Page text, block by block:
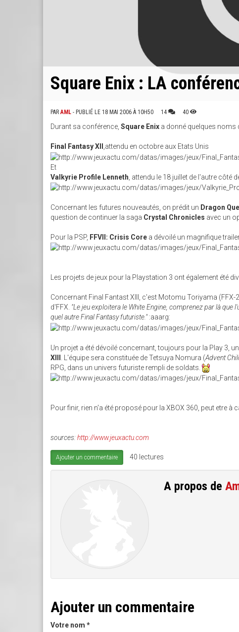
Square Enix : LA
PAR AML - PUBLIÉ LE 18 MAI 2006 À 10H50 14 40
Durant sa conférence, Square Enix a donné quelques noms
Final Fantasy XII ,attendu en octobre aux Etats Unis
Et
Valkyrie Profile Lenneth , attendu le 18 juillet de l'autre côté
Concernant les futures nouveautés, on prédit un Dragon
question de continuer la saga Crystal Chronicles avec un
Pour la PSP, FFVII: Crisis Core a dévoilé un magnifique
Les projets de jeux pour la Playstation 3 ont également été
Concernant Final Fantast XIII, c'est Motomu Toriyama
d'FFX. "Le jeu exploitera le White Engine, comprenez par là
quel autre Final Fantasy futuriste.":aaarg:
Un projet a été dévoilé concernant, toujours pour la Play 3,
XIII . L'équipe sera constituée de Tetsuya Nomura (Advent
RPG, dans un univers futuriste rempli de soldats.
Pour finir, rien n'a été proposé pour la XBOX 360, peut etre à
sources:http://www.jeuxactu.com
Ajouter un commentaire 40 lectures
A propos de
Ajouter un commentaire
Votre nom *